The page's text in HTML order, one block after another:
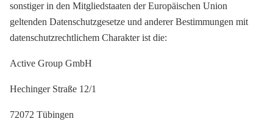
sonstiger in den Mitgliedstaaten der Europäischen Union
geltenden Datenschutzgesetze und anderer Bestimmungen mit
datenschutzrechtlichem Charakter ist die:
Active Group GmbH
Hechinger Straße 12/1
72072 Tübingen